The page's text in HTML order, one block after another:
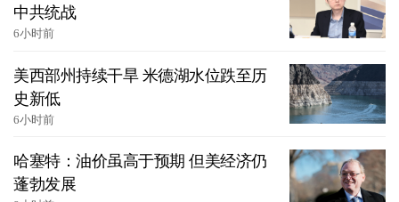
中共统战
6小时前
美西部州持续干旱 米德湖水位跌至历
史新低
6小时前
哈塞特：油价虽高于预期 但美经济仍
蓬勃发展